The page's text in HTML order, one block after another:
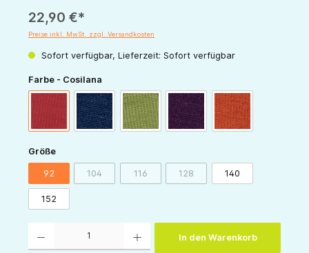
22,90 €*
Preise inkl. MwSt. zzgl. Versandkosten
Sofort verfügbar, Lieferzeit: Sofort verfügbar
Farbe - Cosilana
marine grün pflaume orange
Größeauswählen
92 104(Diese Option ist zurzeit nicht verfügbar.)
116(Diese Option ist zurzeit nicht verfügbar.)
128(Diese Option ist zurzeit nicht
140
152
In den Warenkorb